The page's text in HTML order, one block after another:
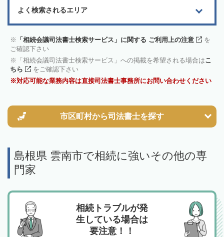
よく検索されるエリア
「相続会議司法書士検索サービス」に関する ご利用上の注意
を
ご確認下さい
「相続会議司法書士検索サービス」への掲載を希望される場合はこ
ちら
をご確認下さい
対応可能な業務内容は直接司法書士事務所にお問い合わせください
市区町村から司法書士を探す
島根県 雲南市で相続に強いその他の専
門家
相続トラブルが発
生している場合は
要注意！！